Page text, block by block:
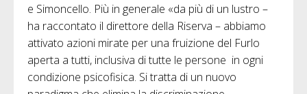
e Simoncello. Più in generale «da più di un lustro –
ha raccontato il direttore della Riserva – abbiamo
attivato azioni mirate per una fruizione del Furlo
aperta a tutti, inclusiva di tutte le persone in ogni
condizione psicofisica. Si tratta di un nuovo